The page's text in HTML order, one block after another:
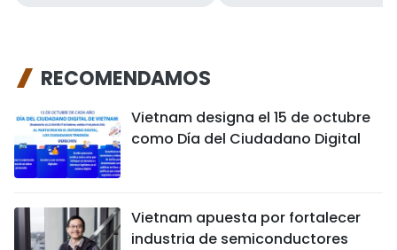
RECOMENDAMOS
Vietnam designa el 15 de octubre
como Día del Ciudadano Digital
Vietnam apuesta por fortalecer
industria de semiconductores